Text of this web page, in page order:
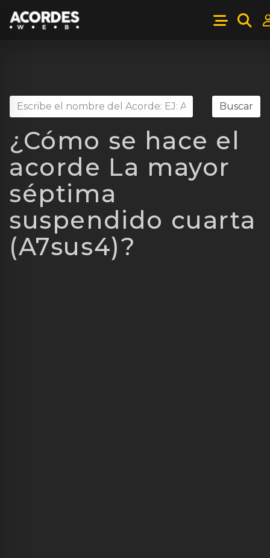
¿Cómo se hace el
acorde La mayor
séptima
suspendido cuarta
(A7sus4)?